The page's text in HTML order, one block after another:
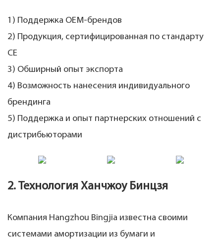
1) Поддержка OEM-брендов
2) Продукция, сертифицированная по стандарту
CE
3) Обширный опыт экспорта
4) Возможность нанесения индивидуального
брендинга
5) Поддержка и опыт партнерских отношений с
дистрибьюторами
2. Технология Ханчжоу Бинцзя
Компания Hangzhou Bingjia известна своими
системами амортизации из бумаги и